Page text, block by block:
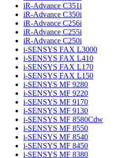
iR-Advance C351i
iR-Advance C350i
iR-Advance C256i
iR-Advance C255i
iR-Advance C250i
i-SENSYS FAX L3000
i-SENSYS FAX L410
i-SENSYS FAX L170
i-SENSYS FAX L150
i-SENSYS MF 9280
i-SENSYS MF 9220
i-SENSYS MF 9170
i-SENSYS MF 9130
i-SENSYS MF 8580Cdw
i-SENSYS MF 8550
i-SENSYS MF 8540
i-SENSYS MF 8450
i-SENSYS MF 8380